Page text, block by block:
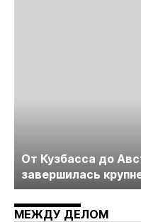
От Кузбасса до
завершилась
технологий «Недра
Майнинг»
МЕЖДУ ДЕЛОМ